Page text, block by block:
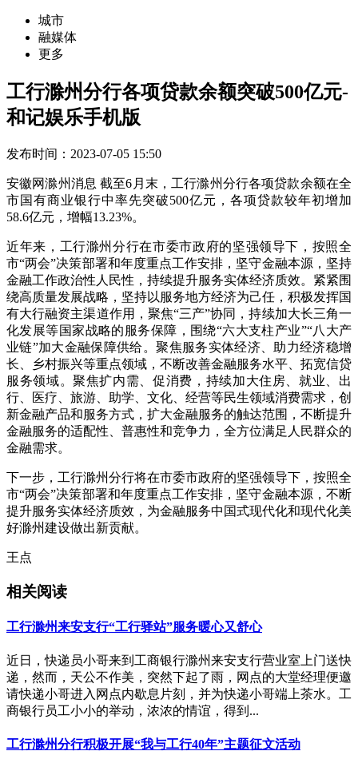
城市
融媒体
更多
工行滁州分行各项贷款余额突破500亿元-
和记娱乐手机版
发布时间：2023-07-05 15:50
安徽网滁州消息 截至6月末，工行滁州分行各项贷款余额在全
市国有商业银行中率先突破500亿元，各项贷款较年初增加
58.6亿元，增幅13.23%。
近年来，工行滁州分行在市委市政府的坚强领导下，按照全
市“两会”决策部署和年度重点工作安排，坚守金融本源，坚持
金融工作政治性人民性，持续提升服务实体经济质效。紧紧围
绕高质量发展战略，坚持以服务地方经济为己任，积极发挥国
有大行融资主渠道作用，聚焦“三产”协同，持续加大长三角一
化发展等国家战略的服务保障，围绕“六大支柱产业”“八大产
业链”加大金融保障供给。聚焦服务实体经济、助力经济稳增
长、乡村振兴等重点领域，不断改善金融服务水平、拓宽信贷
服务领域。聚焦扩内需、促消费，持续加大住房、就业、出
行、医疗、旅游、助学、文化、经营等民生领域消费需求，创
新金融产品和服务方式，扩大金融服务的触达范围，不断提升
金融服务的适配性、普惠性和竞争力，全方位满足人民群众的
金融需求。
下一步，工行滁州分行将在市委市政府的坚强领导下，按照全
市“两会”决策部署和年度重点工作安排，坚守金融本源，不断
提升服务实体经济质效，为金融服务中国式现代化和现代化美
好滁州建设做出新贡献。
王点
相关阅读
工行滁州来安支行“工行驿站”服务暖心又舒心
近日，快递员小哥来到工商银行滁州来安支行营业室上门送快
递，然而，天公不作美，突然下起了雨，网点的大堂经理便邀
请快递小哥进入网点内歇息片刻，并为快递小哥端上茶水。工
商银行员工小小的举动，浓浓的情谊，得到...
工行滁州分行积极开展“我与工行40年”主题征文活动